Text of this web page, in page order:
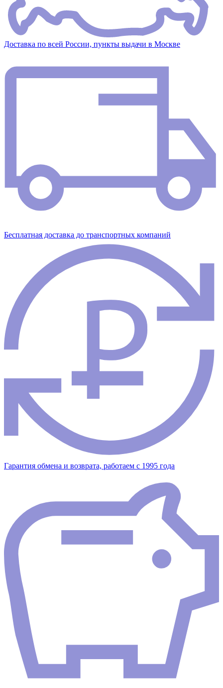
Доставка по всей России, пункты выдачи в Москве
Бесплатная доставка до транспортных компаний
Гарантия обмена и возврата, работаем с 1995 года